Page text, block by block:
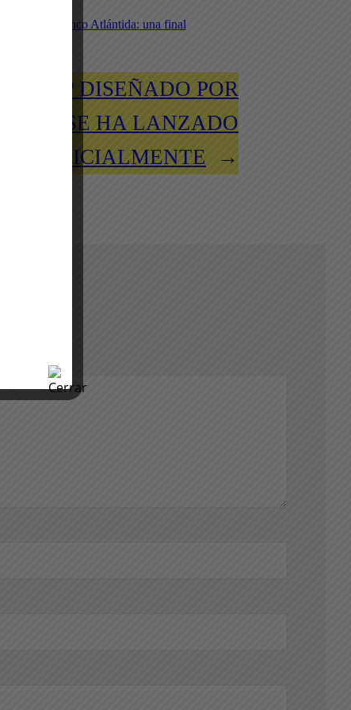
Fanzone Banco Atlántida: una final
GAP DISEÑADO POR
SE HA LANZADO
OFICIALMENTE
→